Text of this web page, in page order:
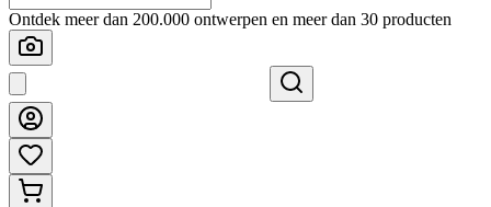
Ontdek meer dan 200.000 ontwerpen en meer dan 30 producten